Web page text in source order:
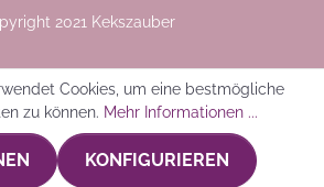
2021 Kekszauber
Cookies, um eine bestmögliche
zu können. Mehr Informationen ...
KONFIGURIEREN